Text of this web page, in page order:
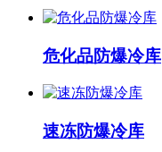
危化品防爆冷库
速冻防爆冷库